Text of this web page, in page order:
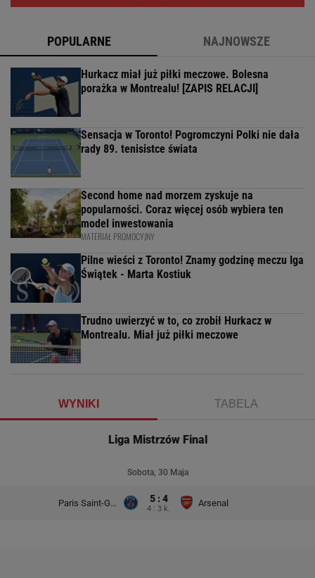
POPULARNE NAJNOWSZE
Hurkacz miał już piłki meczowe. Bolesna
porażka w Montrealu! [ZAPIS RELACJI]
Sensacja w Toronto! Pogromczyni Polki nie dała
rady 89. tenisistce świata
Second home nad morzem zyskuje na
popularności. Coraz więcej osób wybiera ten
model inwestowania
MATERIAŁ PROMOCYJNY
Pilne wieści z Toronto! Znamy godzinę meczu Iga
Świątek - Marta Kostiuk
Trudno uwierzyć w to, co zrobił Hurkacz w
Montrealu. Miał już piłki meczowe
WYNIKI TABELA
Liga Mistrzów Final
Sobota, 30 Maja
Paris Saint-Germain 5 : 4
4 : 3 k.
Arsenal